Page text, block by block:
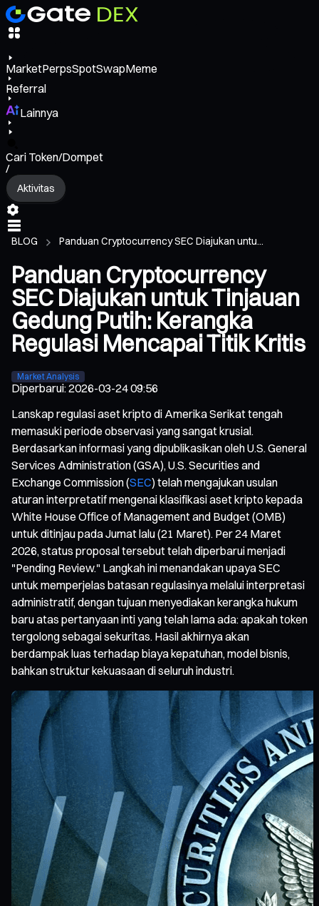
MarketPerpsSpotSwapMeme
Referral
Lainnya
Cari Token/Dompet
/
Aktivitas
BLOG Panduan Cryptocurrency SEC Diajukan untu...
Panduan Cryptocurrency
SEC Diajukan untuk Tinjauan
Gedung Putih: Kerangka
Regulasi Mencapai Titik Kritis
Market Analysis
Diperbarui:2026-03-24 09:56
Lanskap regulasi aset kripto di Amerika Serikat tengah
memasuki periode observasi yang sangat krusial.
Berdasarkan informasi yang dipublikasikan oleh U.S. General
Services Administration (GSA), U.S. Securities and
Exchange Commission (SEC) telah mengajukan usulan
aturan interpretatif mengenai klasifikasi aset kripto kepada
White House Office of Management and Budget (OMB)
untuk ditinjau pada Jumat lalu (21 Maret). Per 24 Maret
2026, status proposal tersebut telah diperbarui menjadi
"Pending Review." Langkah ini menandakan upaya SEC
untuk memperjelas batasan regulasinya melalui interpretasi
administratif, dengan tujuan menyediakan kerangka hukum
baru atas pertanyaan inti yang telah lama ada: apakah token
tergolong sebagai sekuritas. Hasil akhirnya akan
berdampak luas terhadap biaya kepatuhan, model bisnis,
bahkan struktur kekuasaan di seluruh industri.